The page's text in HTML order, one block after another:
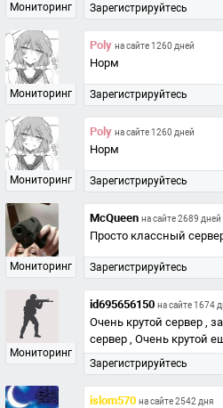
Мониторинг Зарегистрируйтесь
Мониторинг
Poly на сайте 1260 дней
Норм
Зарегистрируйтесь
Мониторинг
Poly на сайте 1260 дней
Норм
Зарегистрируйтесь
Мониторинг
McQueen на сайте 2689 дней
Просто классный
Зарегистрируйтесь
Мониторинг
id695656150 на сайте 1674
Очень крутой сервер ,
сервер , Очень крутой
Зарегистрируйтесь
islom570 на сайте 2542 дня